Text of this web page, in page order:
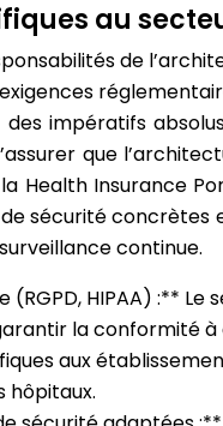
au
de
impératifs
que
Health Insurance
sécurité
continue.
HIPAA) :**
la conformité
aux
hôpitaux.